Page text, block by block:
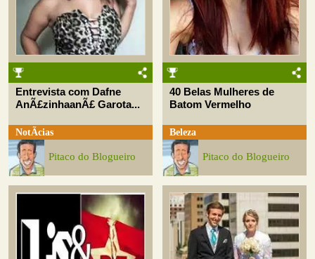
Entrevista com Dafne
AnÃ£zinhaanÃ£ Garota...
NotÃ­cias
Pitaco do Blogueiro
40 Belas Mulheres de
Batom Vermelho
Beleza
Pitaco do Blogueiro